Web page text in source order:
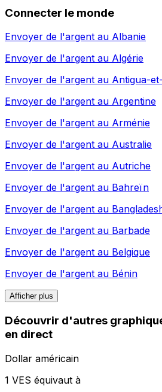
Connecter le monde
Envoyer de l'argent au Albanie
Envoyer de l'argent au Algérie
Envoyer de l'argent au Antigua-
Envoyer de l'argent au Argentine
Envoyer de l'argent au Arménie
Envoyer de l'argent au Australie
Envoyer de l'argent au Autriche
Envoyer de l'argent au Bahreïn
Envoyer de l'argent au
Envoyer de l'argent au Barbade
Envoyer de l'argent au Belgique
Envoyer de l'argent au Bénin
Afficher plus
Découvrir d'autres
en direct
Dollar américain
1 VES équivaut à